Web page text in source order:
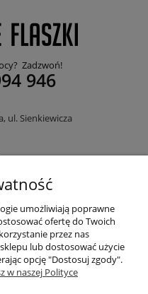
Zadzwoń!
946
ul. Sienkiewicza
umożliwiają poprawne
ofertę do Twoich
przez nas
lub dostosować użycie
opcję "Dostosuj zgody".
w naszej Polityce